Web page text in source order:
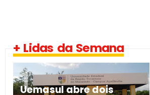
+ Lidas da Semana
Uemasul abre dois